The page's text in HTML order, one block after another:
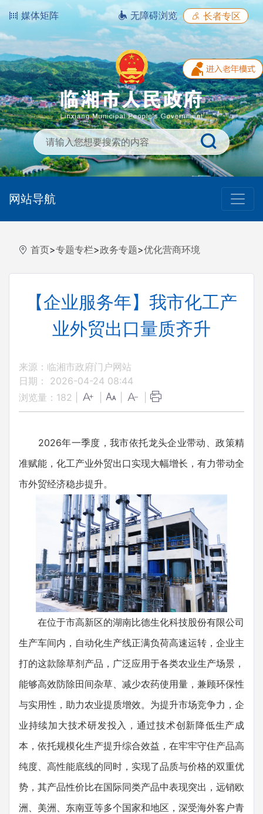
媒体矩阵 无障碍浏览 长者专区
网站导航
首页>专题专栏>政务专题>优化营商环境
【企业服务年】我市化工产
业外贸出口量质齐升
来源：临湘市政府门户网站
日期： 2026-04-24 08:44
浏览量： 182
2026年一季度，我市依托龙头企业带动、政策精
准赋能，化工产业外贸出口实现大幅增长，有力带动全
市外贸经济稳步提升。
在位于市高新区的湖南比德生化科技股份有限公司
生产车间内，自动化生产线正满负荷高速运转，企业主
打的这款除草剂产品，广泛应用于各类农业生产场景，
能够高效防除田间杂草、减少农药使用量，兼顾环保性
与实用性，助力农业提质增效。为提升市场竞争力，企
业持续加大技术研发投入，通过技术创新降低生产成
本，依托规模化生产提升综合效益，在牢牢守住产品高
纯度、高性能底线的同时，实现了品质与价格的双重优
势，其产品性价比在国际同类产品中表现突出，远销欧
洲、美洲、东南亚等多个国家和地区，深受海外客户青